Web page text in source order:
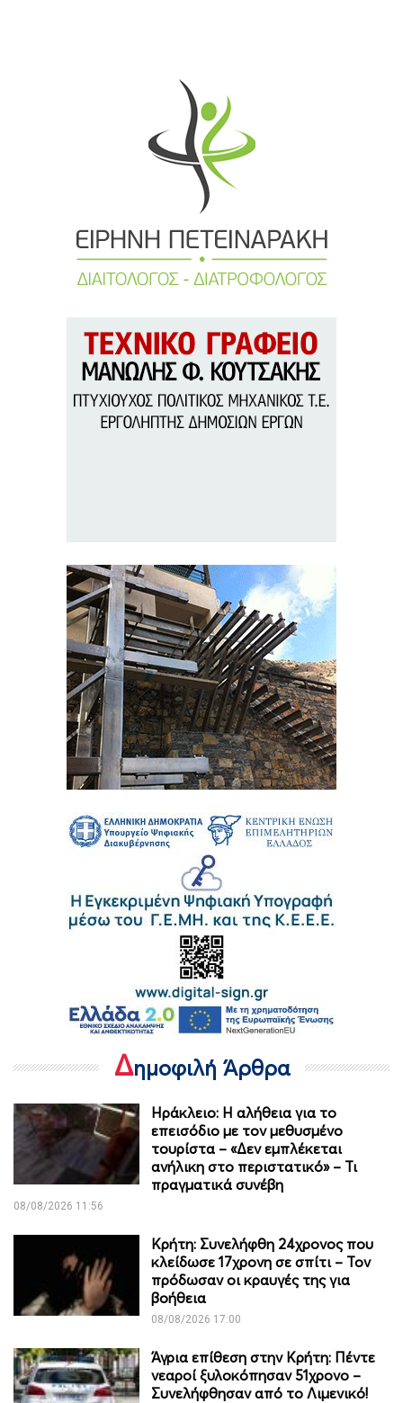
Δημοφιλή Άρθρα
Ηράκλειο: Η αλήθεια για το
επεισόδιο με τον μεθυσμένο
τουρίστα – «Δεν εμπλέκεται
ανήλικη στο περιστατικό» – Τι
πραγματικά συνέβη
08/08/2026 11:56
Κρήτη: Συνελήφθη 24χρονος που
κλείδωσε 17χρονη σε σπίτι – Τον
πρόδωσαν οι κραυγές της για
βοήθεια
08/08/2026 17:00
Άγρια επίθεση στην Κρήτη: Πέντε
νεαροί ξυλοκόπησαν 51χρονο –
Συνελήφθησαν από το Λιμενικό!